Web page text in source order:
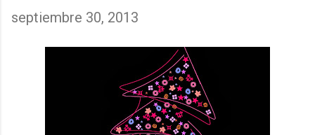
septiembre 30, 2013